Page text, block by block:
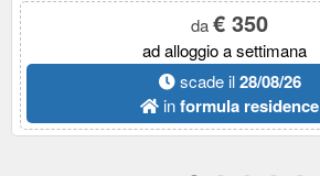
da€ 350
ad alloggio a settimana
scade il28/08/26
informula residence